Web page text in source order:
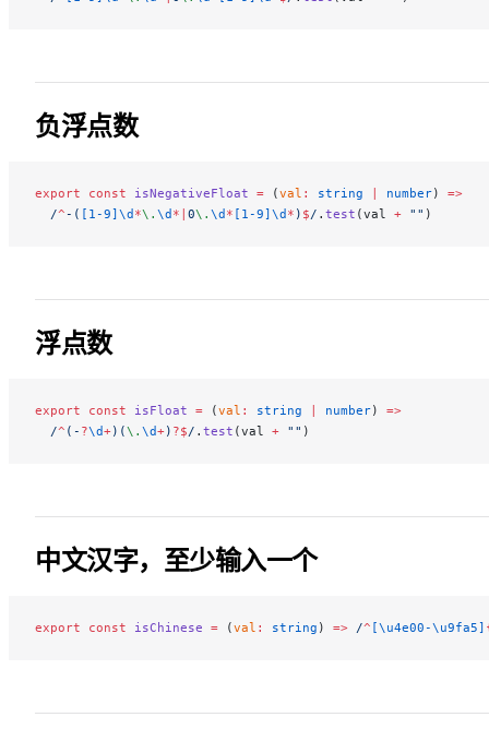
负浮点数
export const isNegativeFloat = (val : string | number) =>
  /
^-( [1-9]\d*\. \d*| 0\. \d* [1-9]\d* ) $/ . test (val + "" )
浮点数
export const isFloat = (val : string | number) =>
  /
^ (- ?\d+)(\. \d+) ?$/ . test (val + "" )
中文汉字，至少输入一个
export const isChinese = (val : string ) => /^ [\u4e00-\u9fa5]